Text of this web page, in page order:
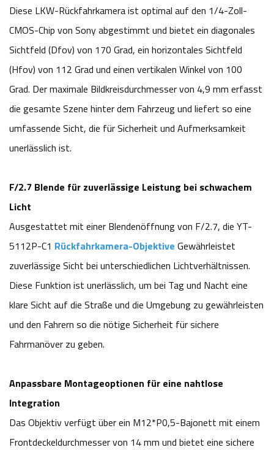
Diese LKW-Rückfahrkamera ist optimal auf den 1/4-Zoll-
CMOS-Chip von Sony abgestimmt und bietet ein diagonales
Sichtfeld (Dfov) von 170 Grad, ein horizontales Sichtfeld
(Hfov) von 112 Grad und einen vertikalen Winkel von 100
Grad. Der maximale Bildkreisdurchmesser von 4,9 mm erfasst
die gesamte Szene hinter dem Fahrzeug und liefert so eine
umfassende Sicht, die für Sicherheit und Aufmerksamkeit
unerlässlich ist.
F/2.7 Blende für zuverlässige Leistung bei schwachem
Licht
Ausgestattet mit einer Blendenöffnung von F/2.7, die YT-
5112P-C1 Rückfahrkamera-Objektive Gewährleistet
zuverlässige Sicht bei unterschiedlichen Lichtverhältnissen.
Diese Funktion ist unerlässlich, um bei Tag und Nacht eine
klare Sicht auf die Straße und die Umgebung zu gewährleisten
und den Fahrern so die nötige Sicherheit für sichere
Fahrmanöver zu geben.
Anpassbare Montageoptionen für eine nahtlose
Integration
Das Objektiv verfügt über ein M12*P0,5-Bajonett mit einem
Frontdeckeldurchmesser von 14 mm und bietet eine sichere